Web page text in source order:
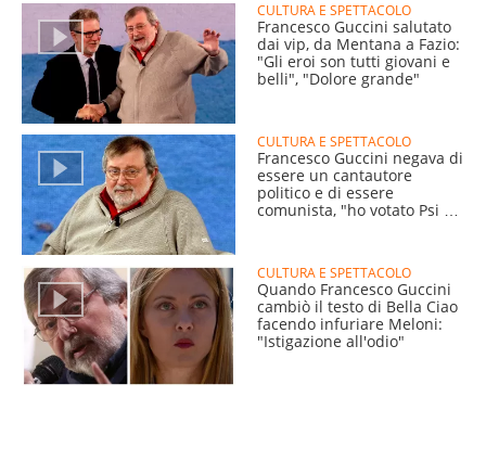
CULTURA E SPETTACOLO
Francesco Guccini salutato
dai vip, da Mentana a Fazio:
"Gli eroi son tutti giovani e
belli", "Dolore grande"
CULTURA E SPETTACOLO
Francesco Guccini negava di
essere un cantautore
politico e di essere
comunista, "ho votato Psi e
CULTURA E SPETTACOLO
Quando Francesco Guccini
cambiò il testo di Bella Ciao
facendo infuriare Meloni:
"Istigazione all'odio"